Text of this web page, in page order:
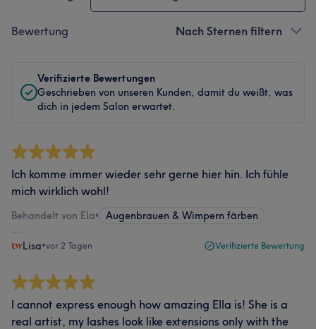
Bewertung Nach Sternen filtern
Verifizierte Bewertungen
Geschrieben von unseren Kunden, damit du weißt, was
dich in jedem Salon erwartet.
Ich komme immer wieder sehr gerne hier hin. Ich fühle
mich wirklich wohl!
Behandelt von Ela• Augenbrauen & Wimpern färben
Lisa•vor 2 Tagen Verifizierte Bewertung
I cannot express enough how amazing Ella is! She is a
real artist, my lashes look like extensions only with the